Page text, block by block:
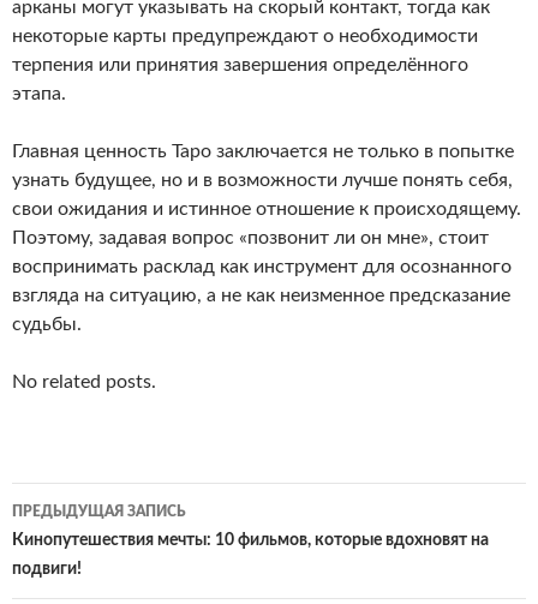
арканы могут указывать на скорый контакт, тогда как
некоторые карты предупреждают о необходимости
терпения или принятия завершения определённого
этапа.
Главная ценность Таро заключается не только в попытке
узнать будущее, но и в возможности лучше понять себя,
свои ожидания и истинное отношение к происходящему.
Поэтому, задавая вопрос «позвонит ли он мне», стоит
воспринимать расклад как инструмент для осознанного
взгляда на ситуацию, а не как неизменное предсказание
судьбы.
No related posts.
Навигация
по
записям
ПРЕДЫДУЩАЯ ЗАПИСЬ
Кинопутешествия мечты: 10 фильмов, которые вдохновят на
подвиги!